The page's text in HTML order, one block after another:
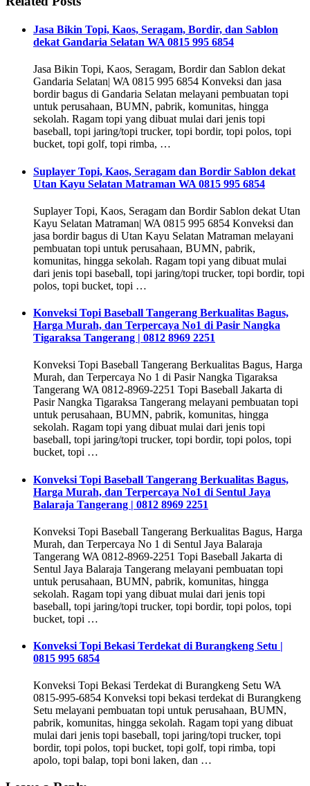
Jasa Bikin Topi, Kaos, Seragam, Bordir, dan Sablon
dekat Gandaria Selatan WA 0815 995 6854
Jasa Bikin Topi, Kaos, Seragam, Bordir dan Sablon dekat
Gandaria Selatan| WA 0815 995 6854 Konveksi dan jasa
bordir bagus di Gandaria Selatan melayani pembuatan topi
untuk perusahaan, BUMN, pabrik, komunitas, hingga
sekolah. Ragam topi yang dibuat mulai dari jenis topi
baseball, topi jaring/topi trucker, topi bordir, topi polos, topi
bucket, topi golf, topi rimba, …
Suplayer Topi, Kaos, Seragam dan Bordir Sablon dekat
Utan Kayu Selatan Matraman WA 0815 995 6854
Suplayer Topi, Kaos, Seragam dan Bordir Sablon dekat Utan
Kayu Selatan Matraman| WA 0815 995 6854 Konveksi dan
jasa bordir bagus di Utan Kayu Selatan Matraman melayani
pembuatan topi untuk perusahaan, BUMN, pabrik,
komunitas, hingga sekolah. Ragam topi yang dibuat mulai
dari jenis topi baseball, topi jaring/topi trucker, topi bordir, topi
polos, topi bucket, topi …
Konveksi Topi Baseball Tangerang Berkualitas Bagus,
Harga Murah, dan Terpercaya No1 di Pasir Nangka
Tigaraksa Tangerang | 0812 8969 2251
Konveksi Topi Baseball Tangerang Berkualitas Bagus, Harga
Murah, dan Terpercaya No 1 di Pasir Nangka Tigaraksa
Tangerang WA 0812-8969-2251 Topi Baseball Jakarta di
Pasir Nangka Tigaraksa Tangerang melayani pembuatan topi
untuk perusahaan, BUMN, pabrik, komunitas, hingga
sekolah. Ragam topi yang dibuat mulai dari jenis topi
baseball, topi jaring/topi trucker, topi bordir, topi polos, topi
bucket, topi …
Konveksi Topi Baseball Tangerang Berkualitas Bagus,
Harga Murah, dan Terpercaya No1 di Sentul Jaya
Balaraja Tangerang | 0812 8969 2251
Konveksi Topi Baseball Tangerang Berkualitas Bagus, Harga
Murah, dan Terpercaya No 1 di Sentul Jaya Balaraja
Tangerang WA 0812-8969-2251 Topi Baseball Jakarta di
Sentul Jaya Balaraja Tangerang melayani pembuatan topi
untuk perusahaan, BUMN, pabrik, komunitas, hingga
sekolah. Ragam topi yang dibuat mulai dari jenis topi
baseball, topi jaring/topi trucker, topi bordir, topi polos, topi
bucket, topi …
Konveksi Topi Bekasi Terdekat di Burangkeng Setu |
0815 995 6854
Konveksi Topi Bekasi Terdekat di Burangkeng Setu WA
0815-995-6854 Konveksi topi bekasi terdekat di Burangkeng
Setu melayani pembuatan topi untuk perusahaan, BUMN,
pabrik, komunitas, hingga sekolah. Ragam topi yang dibuat
mulai dari jenis topi baseball, topi jaring/topi trucker, topi
bordir, topi polos, topi bucket, topi golf, topi rimba, topi
apolo, topi balap, topi boni laken, dan …